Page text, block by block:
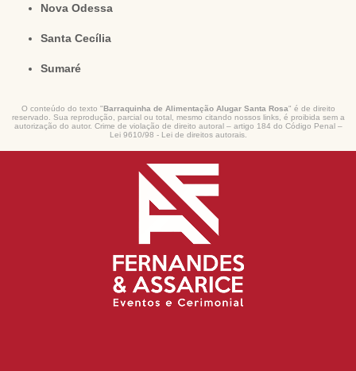
Nova Odessa
Santa Cecília
Sumaré
O conteúdo do texto "Barraquinha de Alimentação Alugar Santa Rosa" é de direito
reservado. Sua reprodução, parcial ou total, mesmo citando nossos links, é proibida sem a
autorização do autor. Crime de violação de direito autoral – artigo 184 do Código Penal –
Lei 9610/98 - Lei de direitos autorais.